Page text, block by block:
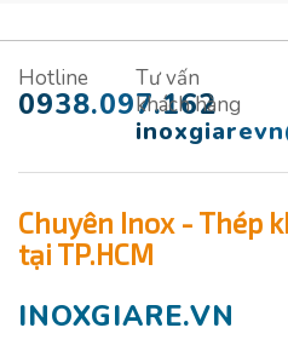
Hotline
0938.097.162
Tư vấn
khách hàng
Chuyên Inox - Thép
tại TP.HCM
INOXGIARE.VN